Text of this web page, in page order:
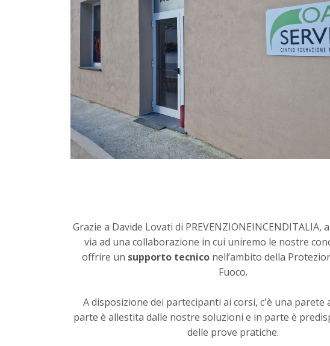
Grazie a Davide Lovati di PREVENZIONEINCENDITALIA,
via ad una collaborazione in cui uniremo le nostre
offrire un supporto tecnico nell’ambito della
Fuoco.
A disposizione dei partecipanti ai corsi, c'è una parete
parte è allestita dalle nostre soluzioni e in parte è
delle prove pratiche.